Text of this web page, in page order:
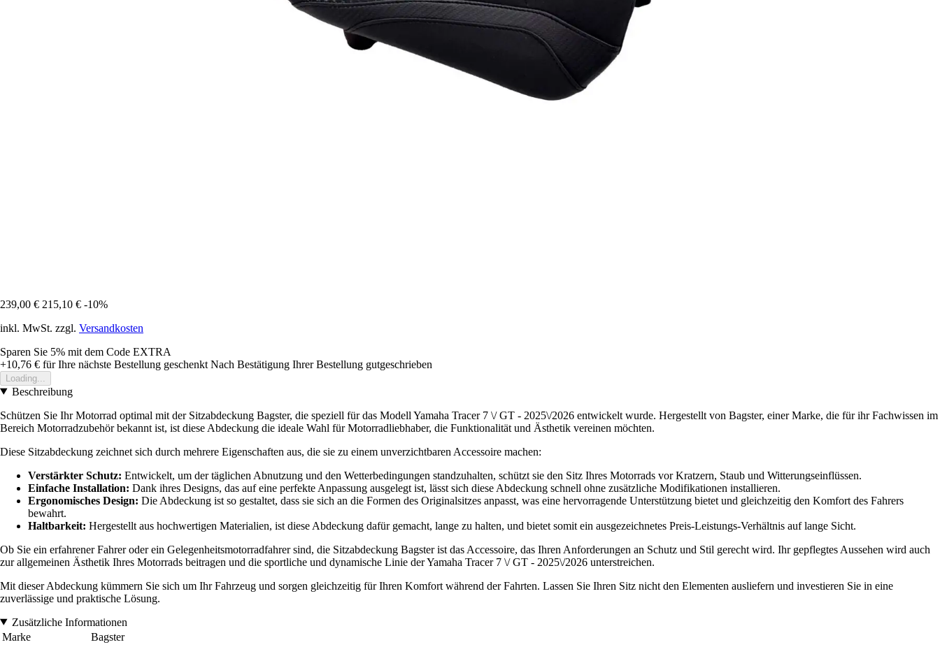
239,00 € 215,10 € -10%
inkl. MwSt. zzgl. Versandkosten
Sparen Sie 5% mit dem Code EXTRA
+10,76 € für Ihre nächste Bestellung geschenkt Nach Bestätigung Ihrer Bestellung gutgeschrieben
Loading...
Beschreibung
Schützen Sie Ihr Motorrad optimal mit der Sitzabdeckung Bagster, die speziell für das Modell Yamaha Tracer 7 \/ GT - 2025\/2026 entwickelt wurde. Hergestellt von Bagster, einer Marke, die für ihr Fachwissen im
Bereich Motorradzubehör bekannt ist, ist diese Abdeckung die ideale Wahl für Motorradliebhaber, die Funktionalität und Ästhetik vereinen möchten.
Diese Sitzabdeckung zeichnet sich durch mehrere Eigenschaften aus, die sie zu einem unverzichtbaren Accessoire machen:
Verstärkter Schutz: Entwickelt, um der täglichen Abnutzung und den Wetterbedingungen standzuhalten, schützt sie den Sitz Ihres Motorrads vor Kratzern, Staub und Witterungseinflüssen.
Einfache Installation: Dank ihres Designs, das auf eine perfekte Anpassung ausgelegt ist, lässt sich diese Abdeckung schnell ohne zusätzliche Modifikationen installieren.
Ergonomisches Design: Die Abdeckung ist so gestaltet, dass sie sich an die Formen des Originalsitzes anpasst, was eine hervorragende Unterstützung bietet und gleichzeitig den Komfort des Fahrers
bewahrt.
Haltbarkeit: Hergestellt aus hochwertigen Materialien, ist diese Abdeckung dafür gemacht, lange zu halten, und bietet somit ein ausgezeichnetes Preis-Leistungs-Verhältnis auf lange Sicht.
Ob Sie ein erfahrener Fahrer oder ein Gelegenheitsmotorradfahrer sind, die Sitzabdeckung Bagster ist das Accessoire, das Ihren Anforderungen an Schutz und Stil gerecht wird. Ihr gepflegtes Aussehen wird auch
zur allgemeinen Ästhetik Ihres Motorrads beitragen und die sportliche und dynamische Linie der Yamaha Tracer 7 \/ GT - 2025\/2026 unterstreichen.
Mit dieser Abdeckung kümmern Sie sich um Ihr Fahrzeug und sorgen gleichzeitig für Ihren Komfort während der Fahrten. Lassen Sie Ihren Sitz nicht den Elementen ausliefern und investieren Sie in eine
zuverlässige und praktische Lösung.
Zusätzliche Informationen
Marke
Bagster